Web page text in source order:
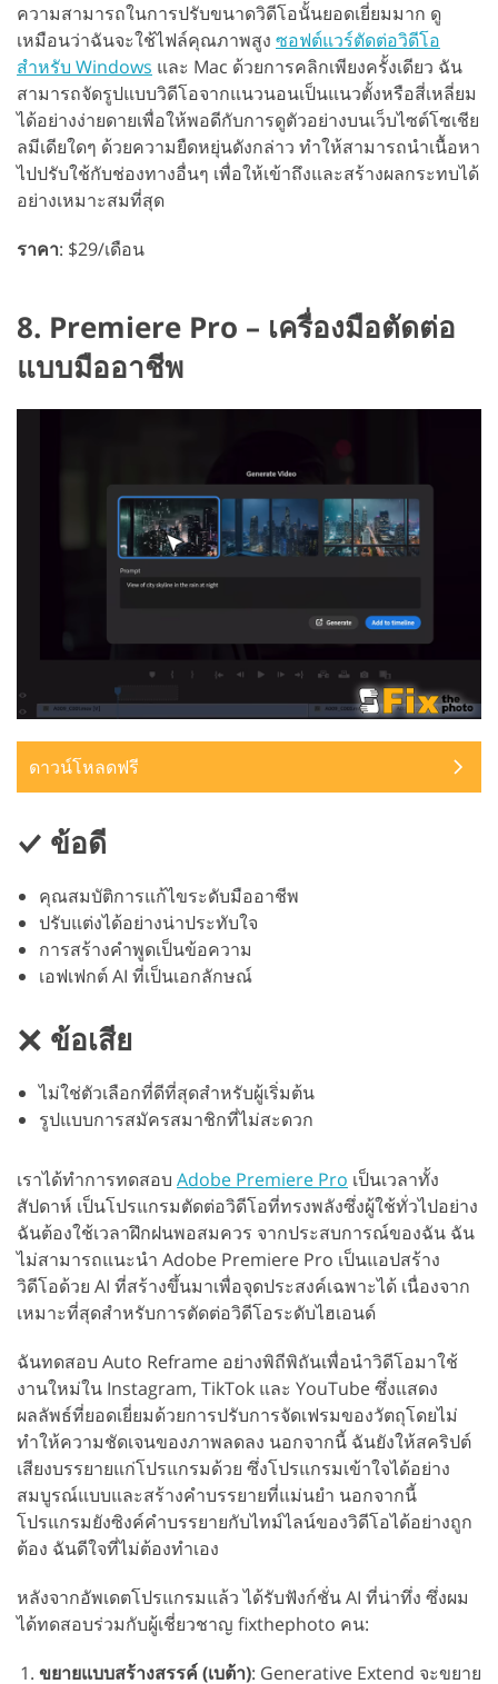
ความสามารถในการปรับขนาดวิดีโอนั้นยอดเยี่ยมมาก ดู
เหมือนว่าฉันจะใช้ไฟล์คุณภาพสูง ซอฟต์แวร์ตัดต่อวิดีโอ
สำหรับ Windows และ Mac ด้วยการคลิกเพียงครั้งเดียว ฉัน
สามารถจัดรูปแบบวิดีโอจากแนวนอนเป็นแนวตั้งหรือสี่เหลี่ยม
ได้อย่างง่ายดายเพื่อให้พอดีกับการดูตัวอย่างบนเว็บไซต์โซเชีย
ลมีเดียใดๆ ด้วยความยืดหยุ่นดังกล่าว ทำให้สามารถนำเนื้อหา
ไปปรับใช้กับช่องทางอื่นๆ เพื่อให้เข้าถึงและสร้างผลกระทบได้
อย่างเหมาะสมที่สุด
ราคา: $29/เดือน
8. Premiere Pro – เครื่องมือตัดต่อ
แบบมืออาชีพ
ดาวน์โหลดฟรี
ข้อดี
คุณสมบัติการแก้ไขระดับมืออาชีพ
ปรับแต่งได้อย่างน่าประทับใจ
การสร้างคำพูดเป็นข้อความ
เอฟเฟกต์ AI ที่เป็นเอกลักษณ์
ข้อเสีย
ไม่ใช่ตัวเลือกที่ดีที่สุดสำหรับผู้เริ่มต้น
รูปแบบการสมัครสมาชิกที่ไม่สะดวก
เราได้ทำการทดสอบ Adobe Premiere Pro เป็นเวลาทั้ง
สัปดาห์ เป็นโปรแกรมตัดต่อวิดีโอที่ทรงพลังซึ่งผู้ใช้ทั่วไปอย่าง
ฉันต้องใช้เวลาฝึกฝนพอสมควร จากประสบการณ์ของฉัน ฉัน
ไม่สามารถแนะนำ Adobe Premiere Pro เป็นแอปสร้าง
วิดีโอด้วย AI ที่สร้างขึ้นมาเพื่อจุดประสงค์เฉพาะได้ เนื่องจาก
เหมาะที่สุดสำหรับการตัดต่อวิดีโอระดับไฮเอนด์
ฉันทดสอบ Auto Reframe อย่างพิถีพิถันเพื่อนำวิดีโอมาใช้
งานใหม่ใน Instagram, TikTok และ YouTube ซึ่งแสดง
ผลลัพธ์ที่ยอดเยี่ยมด้วยการปรับการจัดเฟรมของวัตถุโดยไม่
ทำให้ความชัดเจนของภาพลดลง นอกจากนี้ ฉันยังให้สคริปต์
เสียงบรรยายแก่โปรแกรมด้วย ซึ่งโปรแกรมเข้าใจได้อย่าง
สมบูรณ์แบบและสร้างคำบรรยายที่แม่นยำ นอกจากนี้
โปรแกรมยังซิงค์คำบรรยายกับไทม์ไลน์ของวิดีโอได้อย่างถูก
ต้อง ฉันดีใจที่ไม่ต้องทำเอง
หลังจากอัพเดตโปรแกรมแล้ว ได้รับฟังก์ชั่น AI ที่น่าทึ่ง ซึ่งผม
ได้ทดสอบร่วมกับผู้เชี่ยวชาญ fixthephoto คน:
ขยายแบบสร้างสรรค์ (เบต้า): Generative Extend จะขยาย